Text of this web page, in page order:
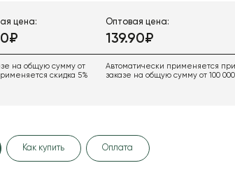
цена:
на общую сумму от
скидка 5%
Оптовая цена:
139.90₽
Автоматически применяется при
заказе на общую сумму от 100
Как купить Оплата